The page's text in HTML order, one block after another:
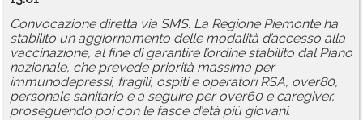
Convocazione diretta via SMS. La Regione Piemonte ha
stabilito un aggiornamento delle modalità d’accesso alla
vaccinazione, al fine di garantire l’ordine stabilito dal Piano
nazionale, che prevede priorità massima per
immunodepressi, fragili, ospiti e operatori RSA, over80,
personale sanitario e a seguire per over60 e caregiver,
proseguendo poi con le fasce d’età più giovani.